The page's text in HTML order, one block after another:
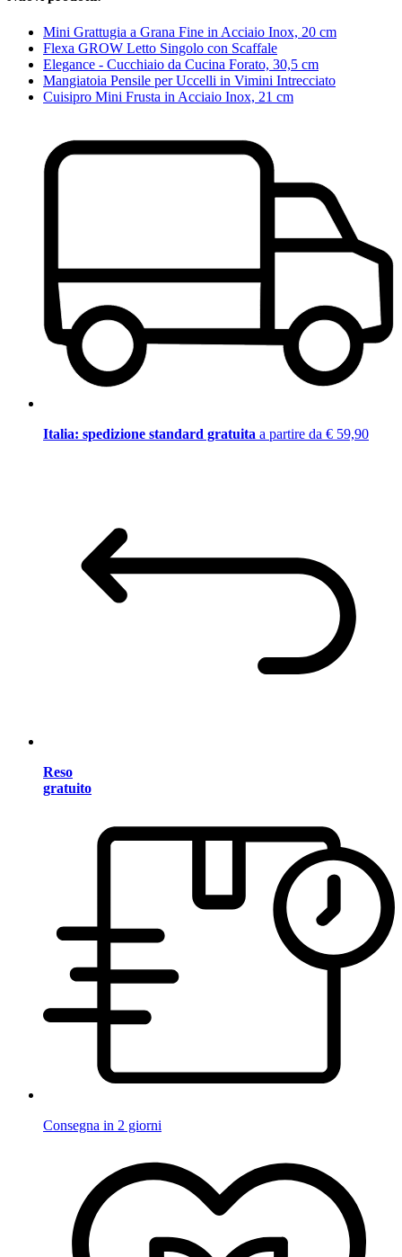
Mini Grattugia a Grana Fine in Acciaio Inox, 20 cm
Flexa GROW Letto Singolo con Scaffale
Elegance - Cucchiaio da Cucina Forato, 30,5 cm
Mangiatoia Pensile per Uccelli in Vimini Intrecciato
Cuisipro Mini Frusta in Acciaio Inox, 21 cm
Italia: spedizione standard gratuita a partire da € 59,90
Reso
gratuito
Consegna in 2 giorni